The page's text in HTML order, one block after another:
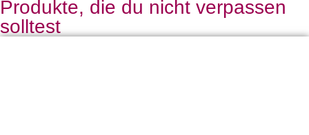
Produkte, die du nicht verpassen
solltest